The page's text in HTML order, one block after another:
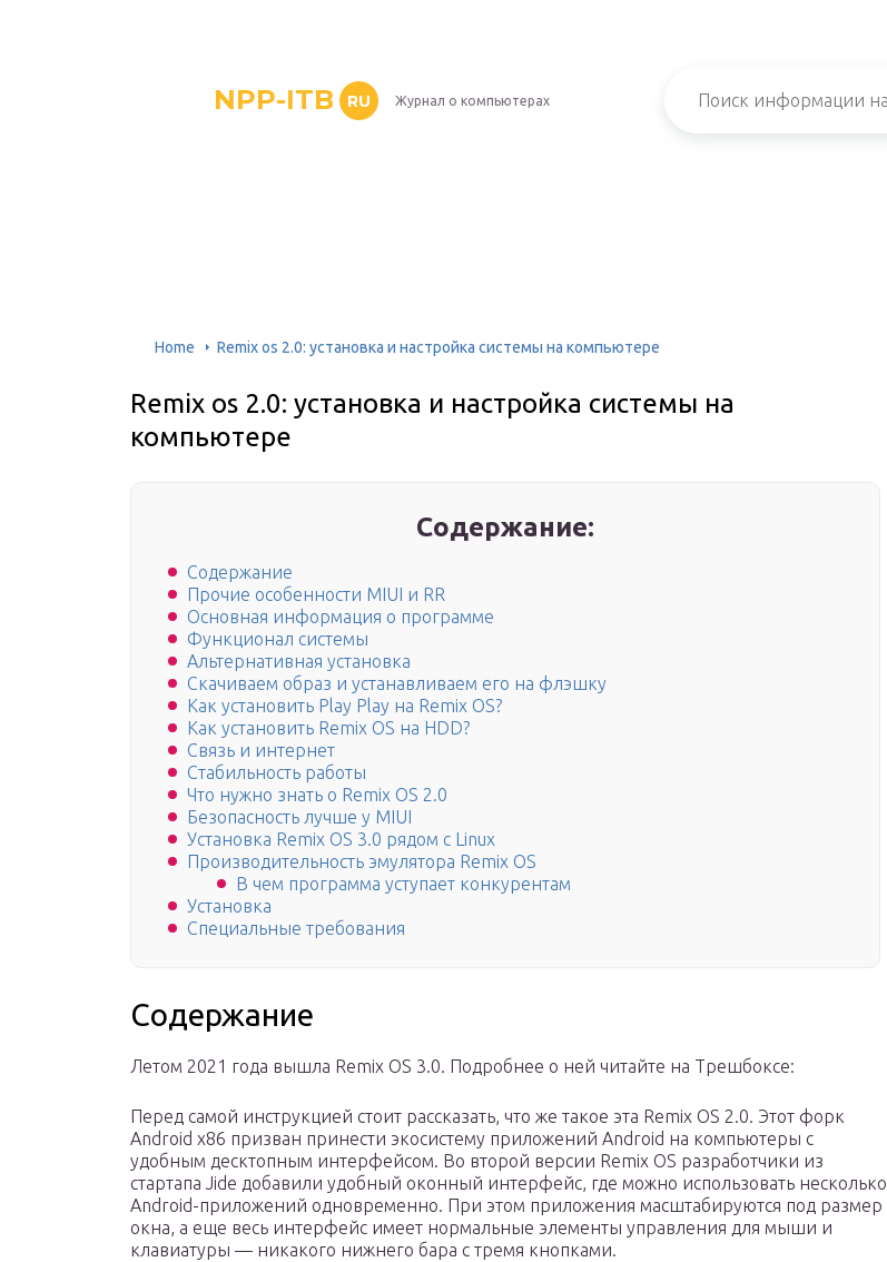
NPP-ITB RU Журнал о компьютерах
Home Remix os 2.0: установка и настройка системы на компьютере
Remix os 2.0: установка и настройка системы на
компьютере
Содержание:
Содержание
Прочие особенности MIUI и RR
Основная информация о программе
Функционал системы
Альтернативная установка
Скачиваем образ и устанавливаем его на флэшку
Как установить Play Play на Remix OS?
Как установить Remix OS на HDD?
Связь и интернет
Стабильность работы
Что нужно знать о Remix OS 2.0
Безопасность лучше у MIUI
Установка Remix OS 3.0 рядом с Linux
Производительность эмулятора Remix OS
В чем программа уступает конкурентам
Установка
Специальные требования
Содержание
Летом 2021 года вышла Remix OS 3.0. Подробнее о ней читайте на Трешбоксе:
Перед самой инструкцией стоит рассказать, что же такое эта Remix OS 2.0. Этот форк
Android x86 призван принести экосистему приложений Android на компьютеры с
удобным десктопным интерфейсом. Во второй версии Remix OS разработчики из
стартапа Jide добавили удобный оконный интерфейс, где можно использовать несколько
Android-приложений одновременно. При этом приложения масштабируются под размер
окна, а еще весь интерфейс имеет нормальные элементы управления для мыши и
клавиатуры — никакого нижнего бара с тремя кнопками.